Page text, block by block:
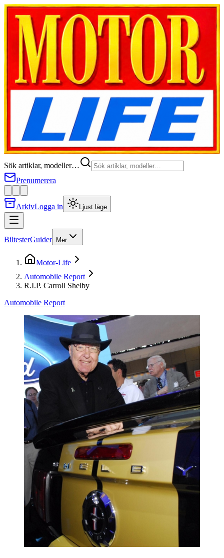
Sök artiklar, modeller…
Prenumerera
ArkivLogga in Ljust läge
BiltesterGuider Mer
Motor-Life
Automobile Report
R.I.P. Carroll Shelby
Automobile Report